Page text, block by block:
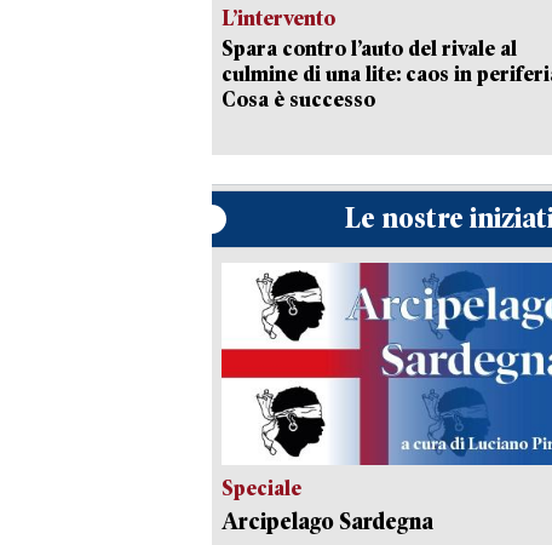
L’intervento
Spara contro l’auto del rivale al
culmine di una lite: caos in
Cosa è successo
Le nostre
Speciale
Arcipelago Sardegna